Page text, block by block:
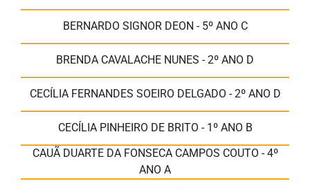
BERNARDO SIGNOR DEON - 5º ANO C
BRENDA CAVALACHE NUNES - 2º ANO D
CECÍLIA FERNANDES SOEIRO DELGADO - 2º ANO D
CECÍLIA PINHEIRO DE BRITO - 1º ANO B
CAUÃ DUARTE DA FONSECA CAMPOS COUTO - 4º
ANO A